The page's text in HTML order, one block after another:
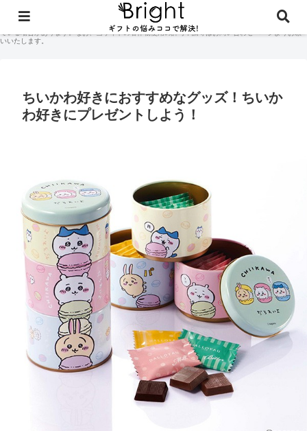
当サイトに掲載されている記事コンテンツやギフト体験談などの著作権はサイト管理人に付随して
おり、無断での商用利用・二次配布は禁止しております。当サイトのコンテンツには広告が含まれ
ている場合があります。なお、当サイトの著作物使用の許可申請等はお問い合わせページよりお願
いいたします。
ちいかわ好きにおすすめなグッズ！ちいか
わ好きにプレゼントしよう！